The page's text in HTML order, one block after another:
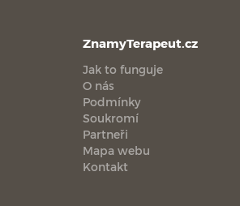
ZnamyTerapeut.cz
Jak to funguje
O nás
Podmínky
Soukromí
Partneři
Mapa webu
Kontakt